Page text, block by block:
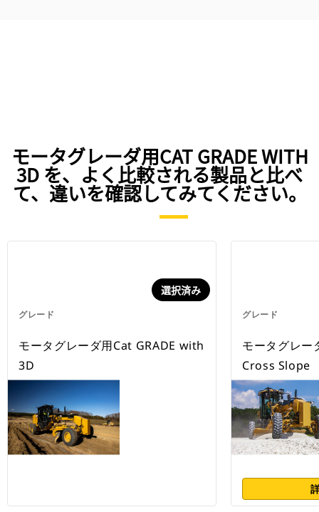
モータグレーダ用CAT GRADE WITH
3D を、よく比較される製品と比べ
て、違いを確認してみてください。
グレード
選択済み
モータグレーダ用Cat GRADE with
3D
グレード
モータグレー
Cross Slope